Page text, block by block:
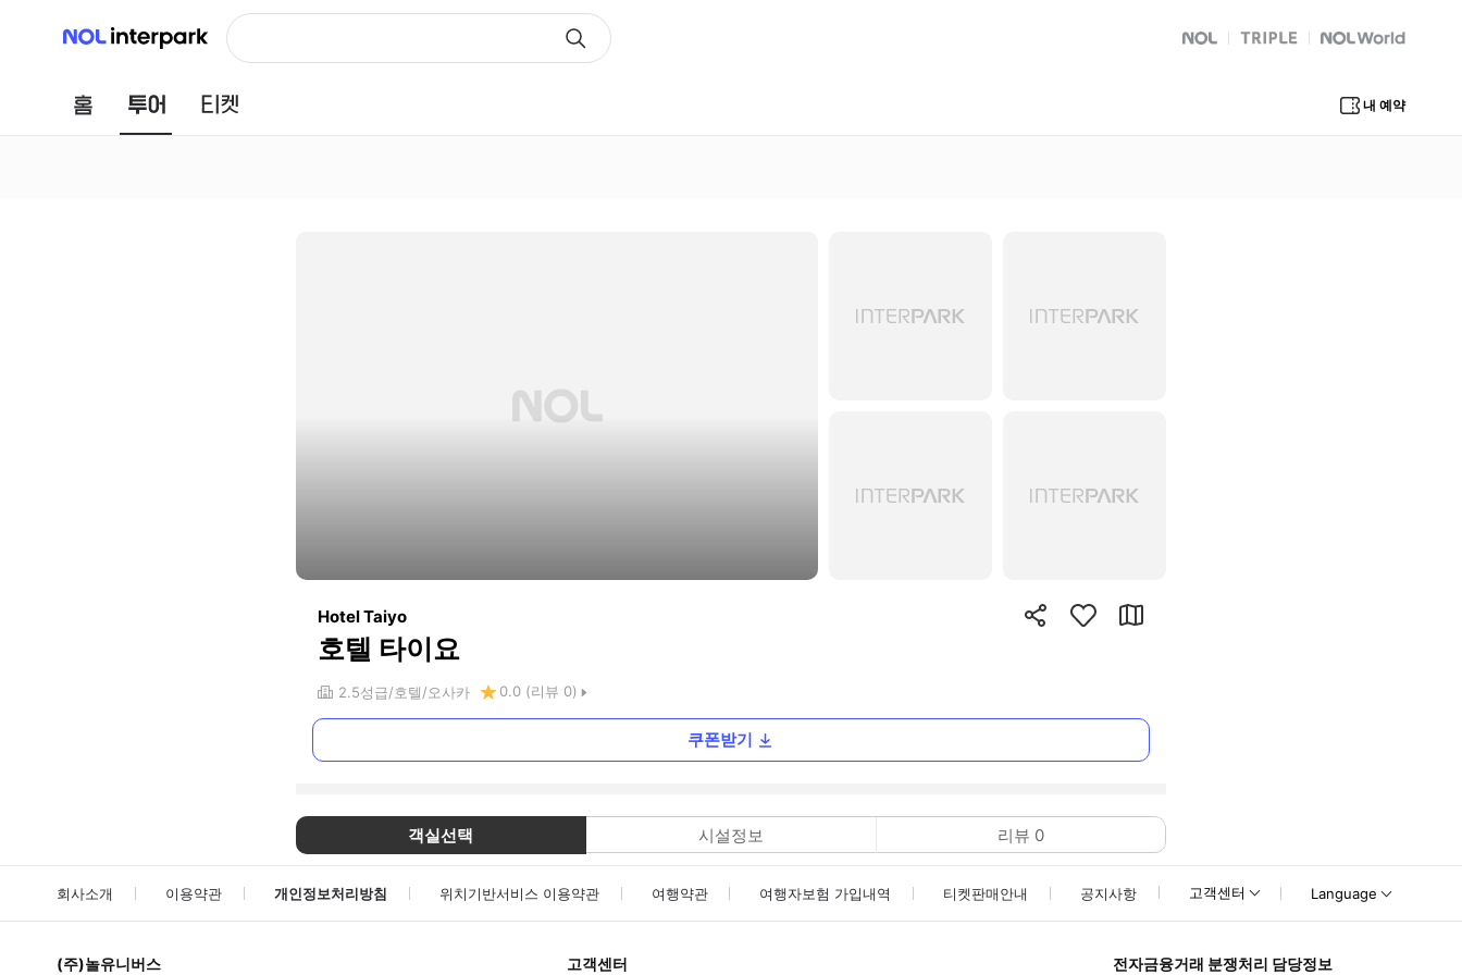
NOL 인터파크
NOL
트리플 Global Interpark
홈 투어 내 예약
Hotel Taiyo
호텔 타이요
2.5성급 호텔 오사카 0.0 (리뷰 0)
쿠폰받기
객실선택 시설정보 리뷰 0
회사소개 이용약관 개인정보처리방침 위치기반서비스 이용약관 여행약관 여행자보험 가입내역 티켓판매안내 공지사항 고객센터 Language
(주)놀유니버스 고객센터 전자금융거래 분쟁처리 담당정보